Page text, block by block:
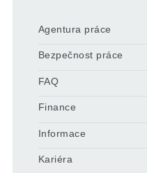
Agentura práce
Bezpečnost práce
FAQ
Finance
Informace
Kariéra